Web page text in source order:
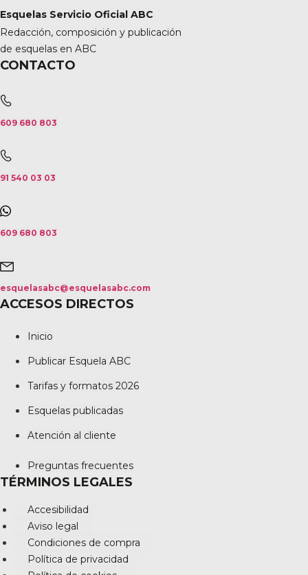
Esquelas Servicio Oficial ABC
Redacción, composición y publicación
de esquelas en ABC
CONTACTO
609 680 803
91 540 03 03
609 680 803
esquelasabc@esquelasabc.com
ACCESOS DIRECTOS
Inicio
Publicar Esquela ABC
Tarifas y formatos 2026
Esquelas publicadas
Atención al cliente
Preguntas frecuentes
TÉRMINOS LEGALES
Accesibilidad
Aviso legal
Condiciones de compra
Política de privacidad